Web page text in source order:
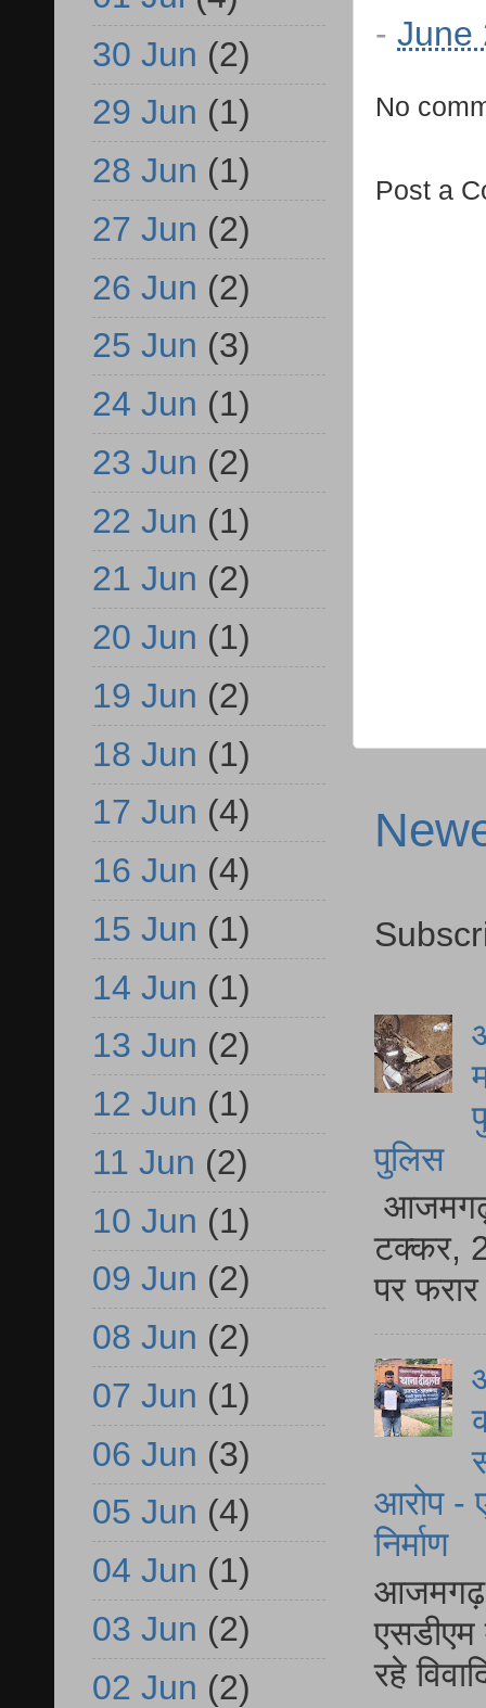
- June
No
Post a
पुलिस
आजमगढ़
टक्कर,
पर
आरोप -
निर्माण
आजमगढ़
एसडीएम
रहे
30 Jun (2)
29 Jun (1)
28 Jun (1)
27 Jun (2)
26 Jun (2)
25 Jun (3)
24 Jun (1)
23 Jun (2)
22 Jun (1)
21 Jun (2)
20 Jun (1)
19 Jun (2)
18 Jun (1)
17 Jun (4)
16 Jun (4)
15 Jun (1)
14 Jun (1)
13 Jun (2)
12 Jun (1)
11 Jun (2)
10 Jun (1)
09 Jun (2)
08 Jun (2)
07 Jun (1)
06 Jun (3)
05 Jun (4)
04 Jun (1)
03 Jun (2)
02 Jun (2)